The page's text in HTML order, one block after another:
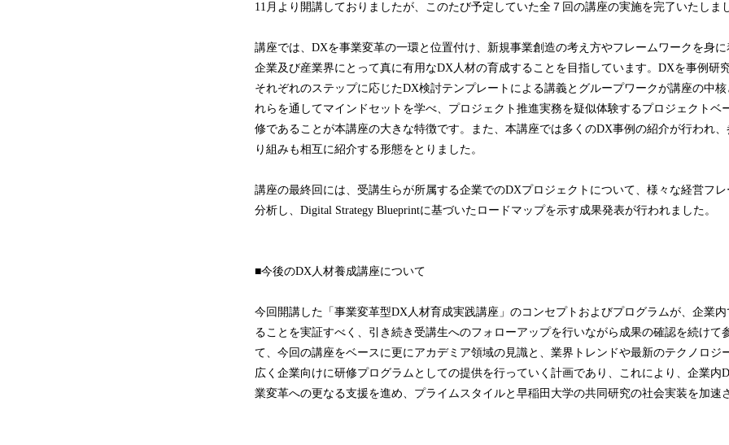
11月より開講しておりましたが、このたび予定していた全７回の講座の実施を完了いたしま
講座では、DXを事業変革の一環と位置付け、新規事業創造の考え方やフレームワークを身に
企業及び産業界にとって真に有用なDX人材の育成することを目指しています。DXを事例研
それぞれのステップに応じたDX検討テンプレートによる講義とグループワークが講座の中核
れらを通してマインドセットを学べ、プロジェクト推進実務を疑似体験するプロジェクトベ
修であることが本講座の大きな特徴です。また、本講座では多くのDX事例の紹介が行われ
り組みも相互に紹介する形態をとりました。
講座の最終回には、受講生らが所属する企業でのDXプロジェクトについて、様々な経営フレ
分析し、Digital Strategy Blueprintに基づいたロードマップを示す成果発表が行われました。
■今後のDX人材養成講座について
今回開講した「事業変革型DX人材育成実践講座」のコンセプトおよびプログラムが、企業
ることを実証すべく、引き続き受講生へのフォローアップを行いながら成果の確認を続けて
て、今回の講座をベースに更にアカデミア領域の見識と、業界トレンドや最新のテクノロジ
広く企業向けに研修プログラムとしての提供を行っていく計画であり、これにより、企業内
業変革への更なる支援を進め、プライムスタイルと早稲田大学の共同研究の社会実装を加速